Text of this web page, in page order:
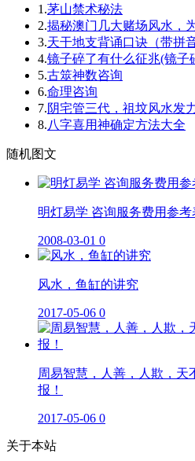
1.茅山禁术秘法
2.揭秘澳门几大赌场风水，
3.天干地支背诵口诀（带拼音
4.镜子碎了有什么征兆(镜子
5.古筮神数咨询
6.命理咨询
7.阴宅管三代，祖坟风水发
8.八字喜用神确定方法大全
随机图文
明灯易学 咨询服务费用参考
2008-03-01 0
风水，鱼缸的讲究
2017-05-06 0
周易智慧，人善，人欺，天
报！
2017-05-06 0
关于本站